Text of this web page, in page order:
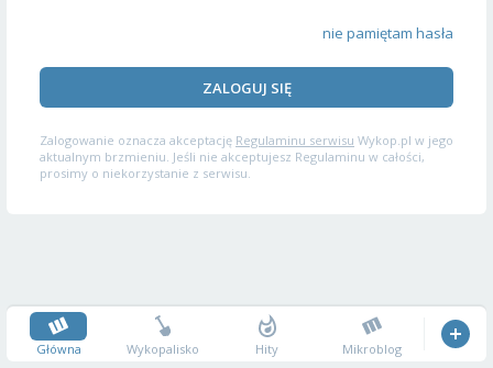
nie pamiętam hasła
ZALOGUJ SIĘ
Zalogowanie oznacza akceptację Regulaminu serwisu Wykop.pl w jego
aktualnym brzmieniu. Jeśli nie akceptujesz Regulaminu w całości,
prosimy o niekorzystanie z serwisu.
Główna Wykopalisko Hity Mikroblog